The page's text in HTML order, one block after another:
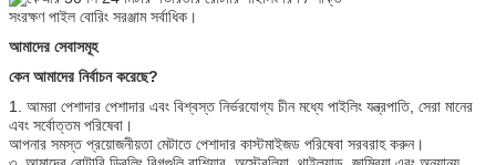
আমাদের সেবাসমূহ
কেন আমাদের নির্বাচন করেছে?
1. আমরা পেশাদার পেশাদার এবং বিশ্বস্ত নির্ভরযোগ্য চীন মধ্যে পাইলিং যন্ত্রপাতি, সেরা মানের
এবং সর্বোত্তম পরিষেবা।
আপনার সমস্ত প্রয়োজনীয়তা মেটাতে পেশাদার কাস্টমাইজড পরিষেবা সরবরাহ করুন।